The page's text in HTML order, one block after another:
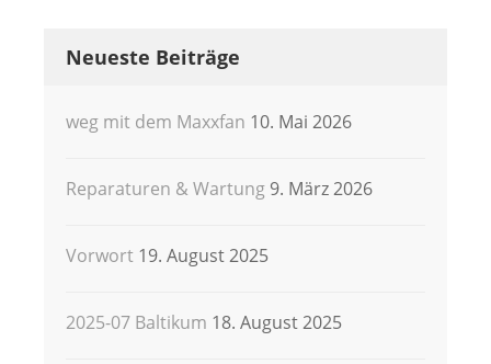
Neueste Beiträge
weg mit dem Maxxfan 10. Mai 2026
Reparaturen & Wartung 9. März 2026
Vorwort 19. August 2025
2025-07 Baltikum 18. August 2025